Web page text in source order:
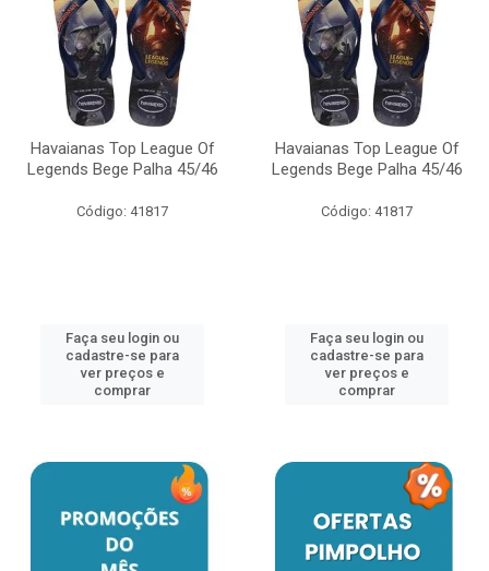
Havaianas Top League Of
Legends Bege Palha 45/46
Código: 41817
Faça seu login ou
cadastre-se para
ver preços e
comprar
Havaianas Top League Of
Legends Bege Palha 45/46
Código: 41817
Faça seu login ou
cadastre-se para
ver preços e
comprar